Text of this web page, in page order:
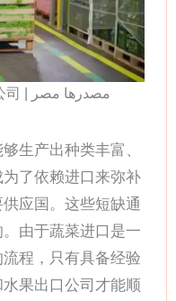
发现埃及最佳蔬菜和水果出口公司 | مصدرها مصر
生产出种类丰富、
了依赖进口来弥补
应国。这些短缺通
由于蔬菜进口是一
程，只有具备经验
果出口公司才能顺